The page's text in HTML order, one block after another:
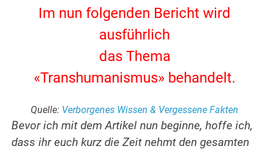
Im nun folgenden Bericht wird
ausführlich
das Thema
«Transhumanismus» behandelt.
Quelle: Verborgenes Wissen & Vergessene Fakten
Bevor ich mit dem Artikel nun beginne, hoffe ich,
dass ihr euch kurz die Zeit nehmt den gesamten